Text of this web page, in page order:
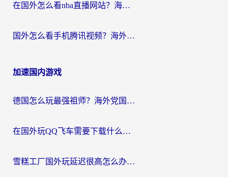
在国外怎么看nba直播网站？海外党专属体育观赛指南，告别地区限制！
国外怎么看手机腾讯视频？海外党亲测有效的追剧加速器选择指南
加速国内游戏
德国怎么玩最强祖师？海外党国服游戏加速器选择全攻略（附宝可梦Online实测）
在国外玩QQ飞车需要下载什么加速器呢？海外党亲测有效的国服游戏加速指南
雪糕工厂国外玩延迟很高怎么办？海外玩家国服游戏加速终极攻略（附实测推荐）